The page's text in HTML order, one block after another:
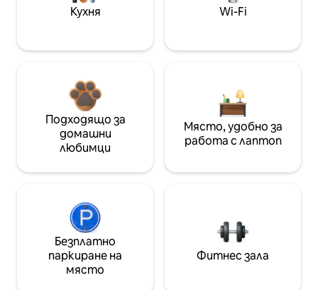
Кухня Wi-Fi
Подходящо за
домашни
любимци
Място, удобно за
работа с лаптоп
Безплатно
паркиране на
място
Фитнес зала